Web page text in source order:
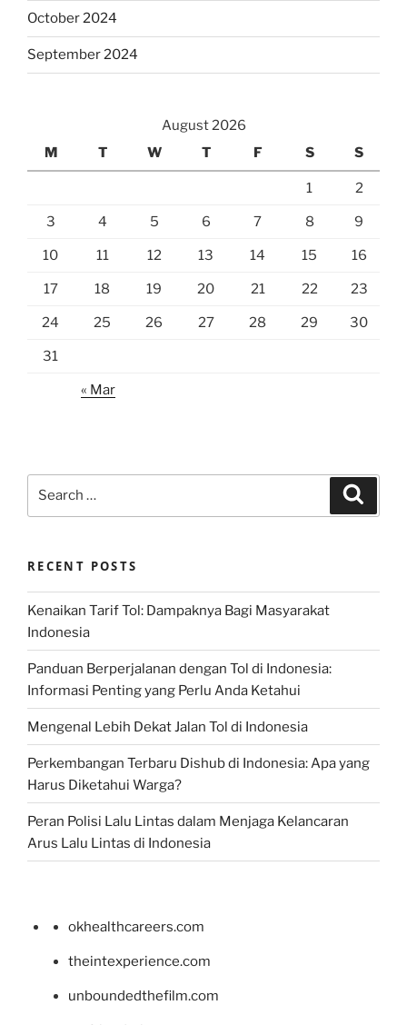
October 2024
September 2024
August 2026
M
T W T F S S
1 2
3 4 5 6 7 8 9
10 11 12 13 14 15 16
17 18 19 20 21 22 23
24 25 26 27 28 29 30
31
« Mar
RECENT POSTS
Kenaikan Tarif Tol: Dampaknya Bagi Masyarakat
Indonesia
Panduan Berperjalanan dengan Tol di Indonesia:
Informasi Penting yang Perlu Anda Ketahui
Mengenal Lebih Dekat Jalan Tol di Indonesia
Perkembangan Terbaru Dishub di Indonesia: Apa yang
Harus Diketahui Warga?
Peran Polisi Lalu Lintas dalam Menjaga Kelancaran
Arus Lalu Lintas di Indonesia
okhealthcareers.com
theintexperience.com
unboundedthefilm.com